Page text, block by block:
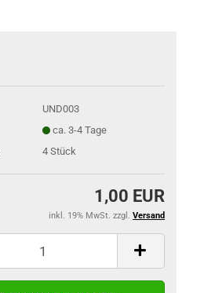
UND003
ca. 3-4 Tage
4 Stück
1,00 EUR
inkl. 19% MwSt. zzgl. Versand